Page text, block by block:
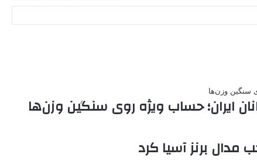
ایران؛ حساب ویژه روی سنگین وزن‌ها
مدال برنز آسیا کرد